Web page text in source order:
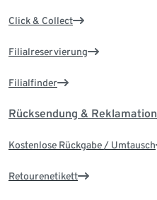
Click & Collect
Filialreservierung
Filialfinder
Rücksendung & Reklamation
Kostenlose Rückgabe / Umtausch
Retourenetikett